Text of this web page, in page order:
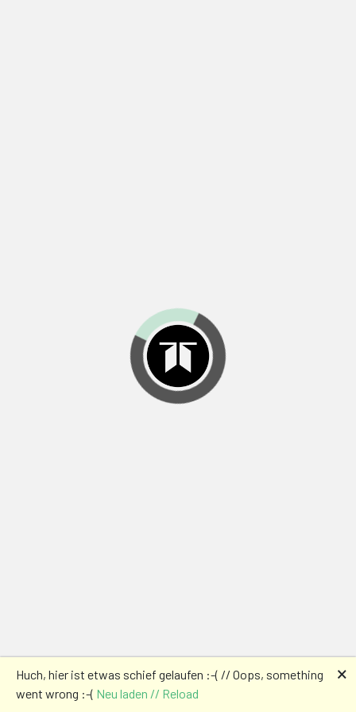
Huch, hier ist etwas schief gelaufen :-( // Oops, something
went wrong :-( Neu laden // Reload
🗙